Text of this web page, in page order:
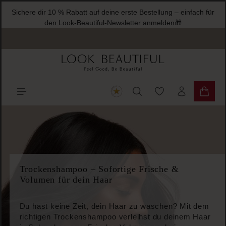
springen
Sichere dir 10 % Rabatt auf deine erste Bestellung – einfach für
den Look-Beautiful-Newsletter anmelden🎁
Du hast 0
Trockenshampoo – Sofortige Frische &
Volumen für dein Haar
Du hast keine Zeit, dein Haar zu waschen? Mit dem
richtigen Trockenshampoo verleihst du deinem Haar